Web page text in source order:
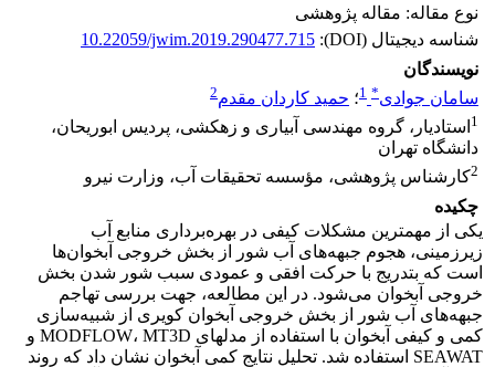
نوع مقاله: مقاله پژوهشی
شناسه دیجیتال (DOI):
10.22059/jwim.2019.290477.715
نویسندگان
سامان جوادی*
1؛ حمید کاردان مقدم2
1 استادیار، گروه مهندسی آبیاری و زهکشی، پردیس ابوریحان،
دانشگاه تهران
2کارشناس پژوهشی، مؤسسه تحقیقات آب، وزارت نیرو
چکیده
یکی از مهمترین مشکلات کیفی در بهره‌برداری منابع آب
زیرزمینی، هجوم جبهه‌های آب شور از بخش خروجی آبخوان‌ها
است که بتدریج با حرکت افقی و عمودی سبب شور شدن بخش
خروجی آبخوان می‌شود. در این مطالعه، جهت بررسی تهاجم
جبهه‌های آب شور از بخش خروجی آبخوان کویری از شبیه‌سازی
کمی و کیفی آبخوان با استفاده از مدلهای MODFLOW، MT3D و
SEAWAT استفاده شد. تحلیل نتایج کمی آبخوان نشان داد که روند